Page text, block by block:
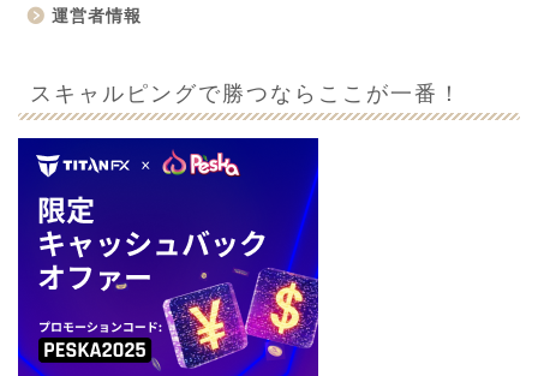
運営者情報
スキャルピングで勝つならここが一番！